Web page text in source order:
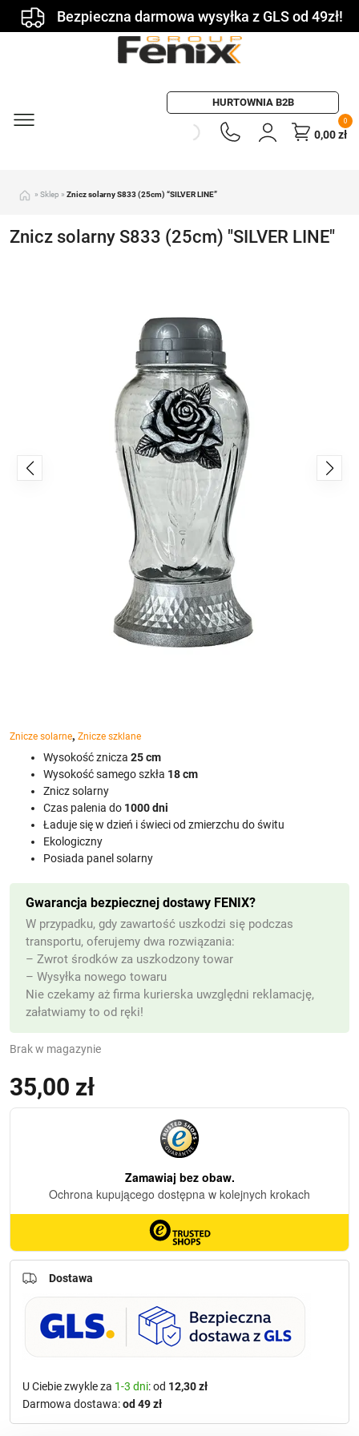
Bezpieczna darmowa wysyłka z GLS od 49zł!
HURTOWNIA B2B
0
0,00zł
» Sklep » Znicz solarny S833 (25cm) “SILVER LINE”
Znicz solarny S833 (25cm) "SILVER LINE"
Znicze solarne, Znicze szklane
35,00 zł
Wysokość znicza 25 cm
Wysokość samego szkła 18 cm
Znicz solarny
Czas palenia do 1000 dni
Ładuje się w dzień i świeci od zmierzchu do świtu
Ekologiczny
Posiada panel solarny
Brak w magazynie
Gwarancja bezpiecznej dostawy FENIX?
W przypadku, gdy zawartość uszkodzi się podczas
transportu, oferujemy dwa rozwiązania:
– Zwrot środków za uszkodzony towar
– Wysyłka nowego towaru
Nie czekamy aż firma kurierska uwzględni reklamację,
załatwiamy to od ręki!
Dostawa
U Ciebie zwykle za 1-3 dni: od 12,30 zł
Darmowa dostawa:od 49 zł